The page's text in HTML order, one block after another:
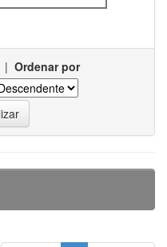
| Ordenar por